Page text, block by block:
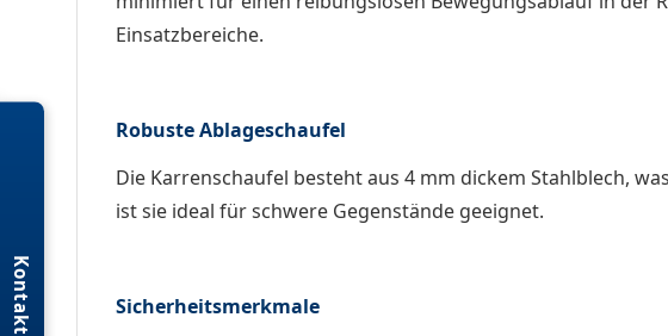
Kontakt
Einsatzbereiche.
Robuste Ablageschaufel
Die Karrenschaufel besteht aus 4 mm dickem Stahlblech,
ist sie ideal für schwere Gegenstände geeignet.
Sicherheitsmerkmale